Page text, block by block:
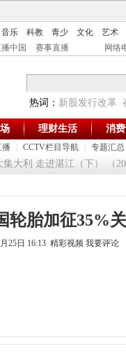
音乐 科教 青少 文化
艺术
中国 赛事直播 网络
热词： 新股发行改革
播 CCTV栏目导航 专题汇总
理财生活 消
大利 走进湛江（下） （
轮胎加征35%
25日 16:13 精彩视频 我要评论